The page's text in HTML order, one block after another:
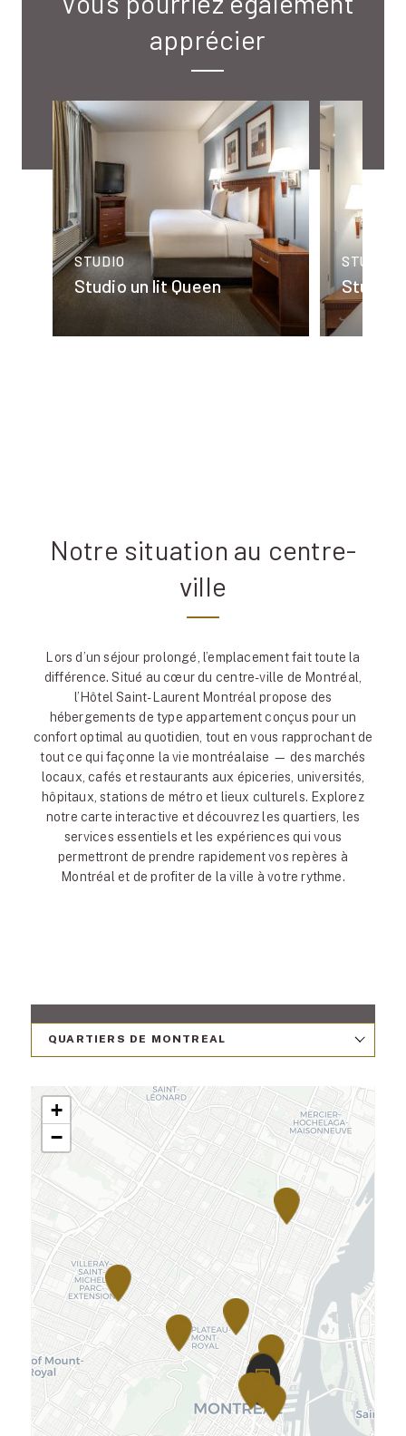
apprécier
STUDIO
Studio un lit Queen
STUDIO
Studio
Notre situation au centre-
ville
Lors d’un séjour prolongé, l’emplacement fait toute la
différence. Situé au cœur du centre-ville de Montréal,
l’Hôtel Saint-Laurent Montréal propose des
hébergements de type appartement conçus pour un
confort optimal au quotidien, tout en vous rapprochant de
tout ce qui façonne la vie montréalaise — des marchés
locaux, cafés et restaurants aux épiceries, universités,
hôpitaux, stations de métro et lieux culturels. Explorez
notre carte interactive et découvrez les quartiers, les
services essentiels et les expériences qui vous
permettront de prendre rapidement vos repères à
Montréal et de profiter de la ville à votre rythme.
+
−